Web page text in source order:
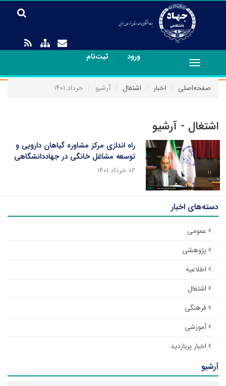
ورود | ثبت‌نام
Toggle
navigation
صفحه‌اصلی
اخبار اشتغال آرشیو خرداد ۱۴۰۱
اشتغال - آرشیو
راه اندازی مرکز مشاوره گیاهان دارویی و
توسعه مشاغل خانگی در جهاددانشگاهی
۰۲ خرداد ۱۴۰۱
دسته‌های اخبار
عمومی
پژوهشی
اطلاعیه
اشتغال
فرهنگی
آموزشی
اخبار پربازدید
آرشیو